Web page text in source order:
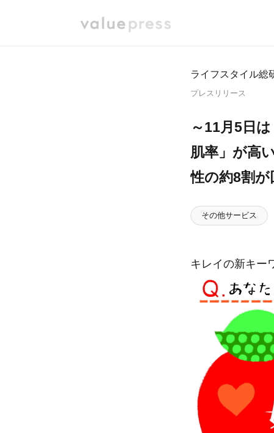
ライフスタイル総
プレスリリース
～11月5日
肌率」が高
性の約8割が
その他サービス
キレイの新キー